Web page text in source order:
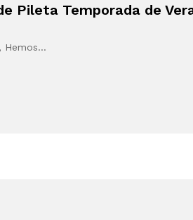
Pileta Temporada de
Hemos…